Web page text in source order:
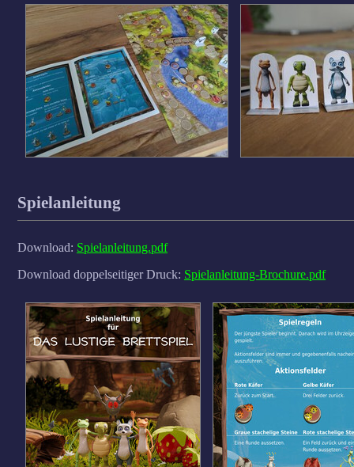
Spielanleitung
Download: Spielanleitung.pdf
Download doppelseitiger Druck: Spielanleitung-Brochure.pdf